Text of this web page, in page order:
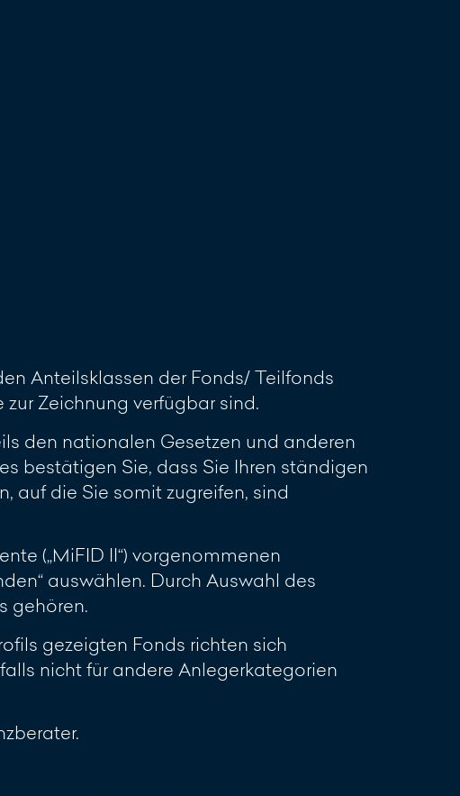
Anteilsklassen der Fonds/ Teilfonds
Zeichnung verfügbar sind.
den nationalen Gesetzen und anderen
bestätigen Sie, dass Sie Ihren ständigen
auf die Sie somit zugreifen, sind
(„MiFID II“) vorgenommenen
auswählen. Durch Auswahl des
gehören.
gezeigten Fonds richten sich
nicht für andere Anlegerkategorien